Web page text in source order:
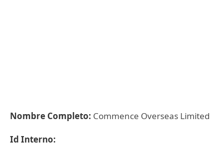
Nombre Completo: Commence Overseas Limited
Id Interno: